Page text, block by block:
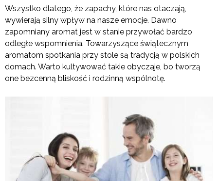
Wszystko dlatego, że zapachy, które nas otaczają,
wywierają silny wpływ na nasze emocje. Dawno
zapomniany aromat jest w stanie przywołać bardzo
odległe wspomnienia. Towarzyszące świątecznym
aromatom spotkania przy stole są tradycją w polskich
domach. Warto kultywować takie obyczaje, bo tworzą
one bezcenną bliskość i rodzinną wspólnotę.